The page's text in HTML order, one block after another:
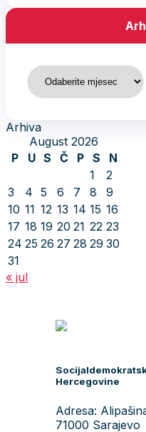
Arhiva
Arhiva
August 2026
P
U S Č P S
N
1
2
3
4 5 6 7 8
9
10 11 12 13 14 15 16
17 18 19 20 21 22 23
24 25 26 27 28 29 30
31
« jul
Hercegovine
Adresa:
71000 Sarajevo